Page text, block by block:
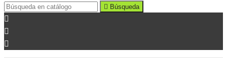
 Búsqueda


